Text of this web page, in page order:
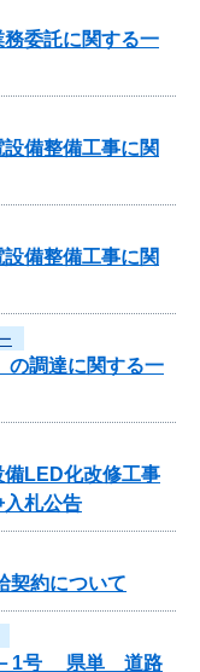
委託に関する一
備整備工事に関
備整備工事に関
の調達に関する一
備LED化改修工事
入札公告
契約について
4－1号 県単 道路